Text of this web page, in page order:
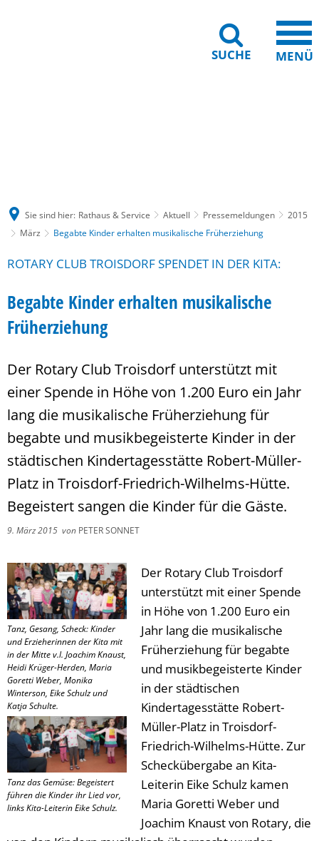
SUCHE MENÜ
Sie sind hier: Rathaus & Service Aktuell Pressemeldungen
2015
März
Begabte Kinder erhalten musikalische Früherziehung
ROTARY CLUB TROISDORF SPENDET IN DER KITA:
Begabte Kinder erhalten musikalische
Früherziehung
Der Rotary Club Troisdorf unterstützt mit
einer Spende in Höhe von 1.200 Euro ein Jahr
lang die musikalische Früherziehung für
begabte und musikbegeisterte Kinder in der
städtischen Kindertagesstätte Robert-Müller-
Platz in Troisdorf-Friedrich-Wilhelms-Hütte.
Begeistert sangen die Kinder für die Gäste.
9. März 2015 von PETER SONNET
Tanz, Gesang, Scheck: Kinder
und Erzieherinnen der Kita mit
in der Mitte v.l. Joachim Knaust,
Heidi Krüger-Herden, Maria
Goretti Weber, Monika
Winterson, Eike Schulz und
Katja Schulte.
Tanz das Gemüse: Begeistert
führen die Kinder ihr Lied vor,
links Kita-Leiterin Eike Schulz.
Der Rotary Club Troisdorf
unterstützt mit einer Spende
in Höhe von 1.200 Euro ein
Jahr lang die musikalische
Früherziehung für begabte
und musikbegeisterte Kinder
in der städtischen
Kindertagesstätte Robert-
Müller-Platz in Troisdorf-
Friedrich-Wilhelms-Hütte. Zur
Scheckübergabe an Kita-
Leiterin Eike Schulz kamen
Maria Goretti Weber und
Joachim Knaust von Rotary, die